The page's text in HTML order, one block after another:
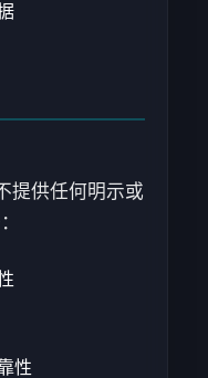
提供任何明示或
性